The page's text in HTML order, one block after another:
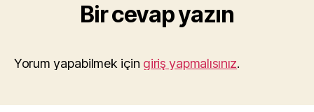
Bir cevap yazın
Yorum yapabilmek için giriş yapmalısınız.